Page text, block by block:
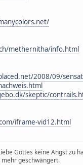
methernitha/info.html
2008/09/
skeptic/
iframe-vid12.html
Gottes keine Angst zu
mehr geschwängert.